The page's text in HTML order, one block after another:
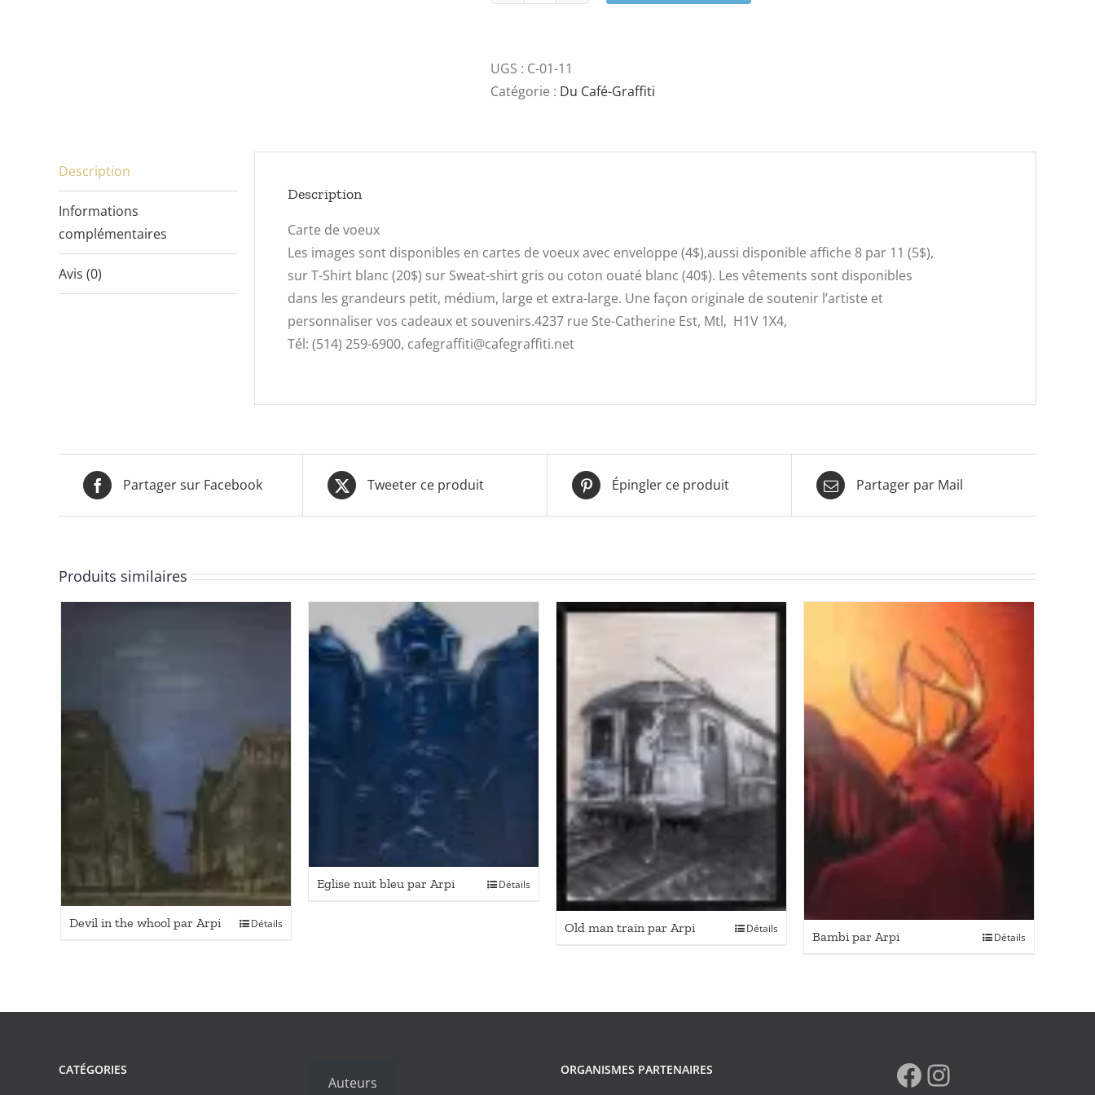
sur
la
UGS : C-01-11
Catégorie : Du Café-Graffiti
Description
Informations
complémentaires
Avis (0)
Description
Carte de voeux
Les images sont disponibles en cartes de voeux avec enveloppe (4$),aussi disponible affiche 8 par 11 (5$),
sur T-Shirt blanc (20$) sur Sweat-shirt gris ou coton ouaté blanc (40$). Les vêtements sont disponibles
dans les grandeurs petit, médium, large et extra-large. Une façon originale de soutenir l’artiste et
personnaliser vos cadeaux et souvenirs.4237 rue Ste-Catherine Est, Mtl, H1V 1X4,
Tél: (514) 259-6900, cafegraffiti@cafegraffiti.net
Partager sur Facebook Tweeter ce produit Épingler ce produit Partager par Mail
Produits similaires
Devil in the whool par Arpi Détails
Eglise nuit bleu par Arpi Détails
Old man train par Arpi Détails
Bambi par Arpi Détails
CATÉGORIES
Auteurs
ORGANISMES PARTENAIRES Facebook